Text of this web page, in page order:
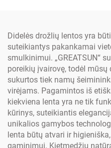
Didelės drožlių lentos yra
suteikiantys pakankamai
smulkinimui. „GREATSUN“
poreikių įvairovę, todėl
sukurtos tiek namų
virėjams. Pagamintos iš
kiekviena lenta yra ne tik
kūrinys, suteikiantis
unikalios gamybos
lenta būtų atvari ir
gaminimui. Kietmedžių